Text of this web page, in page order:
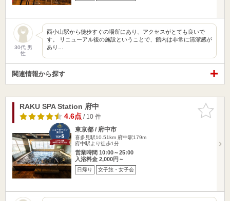
30代 男
性
西小山駅から徒歩すぐの場所にあり、アクセスがとても良いで
す。 リニューアル後の施設ということで、館内は非常に清潔感が
あり…
関連情報から探す
お気に入
りに追加
RAKU SPA Station 府中
4.6点/ 10 件
東京都 / 府中市
喜多見駅10.51km 府中駅179m
府中駅より徒歩1分
営業時間 10:00～25:00
入浴料金 2,000円～
日帰り 女子旅・女子会